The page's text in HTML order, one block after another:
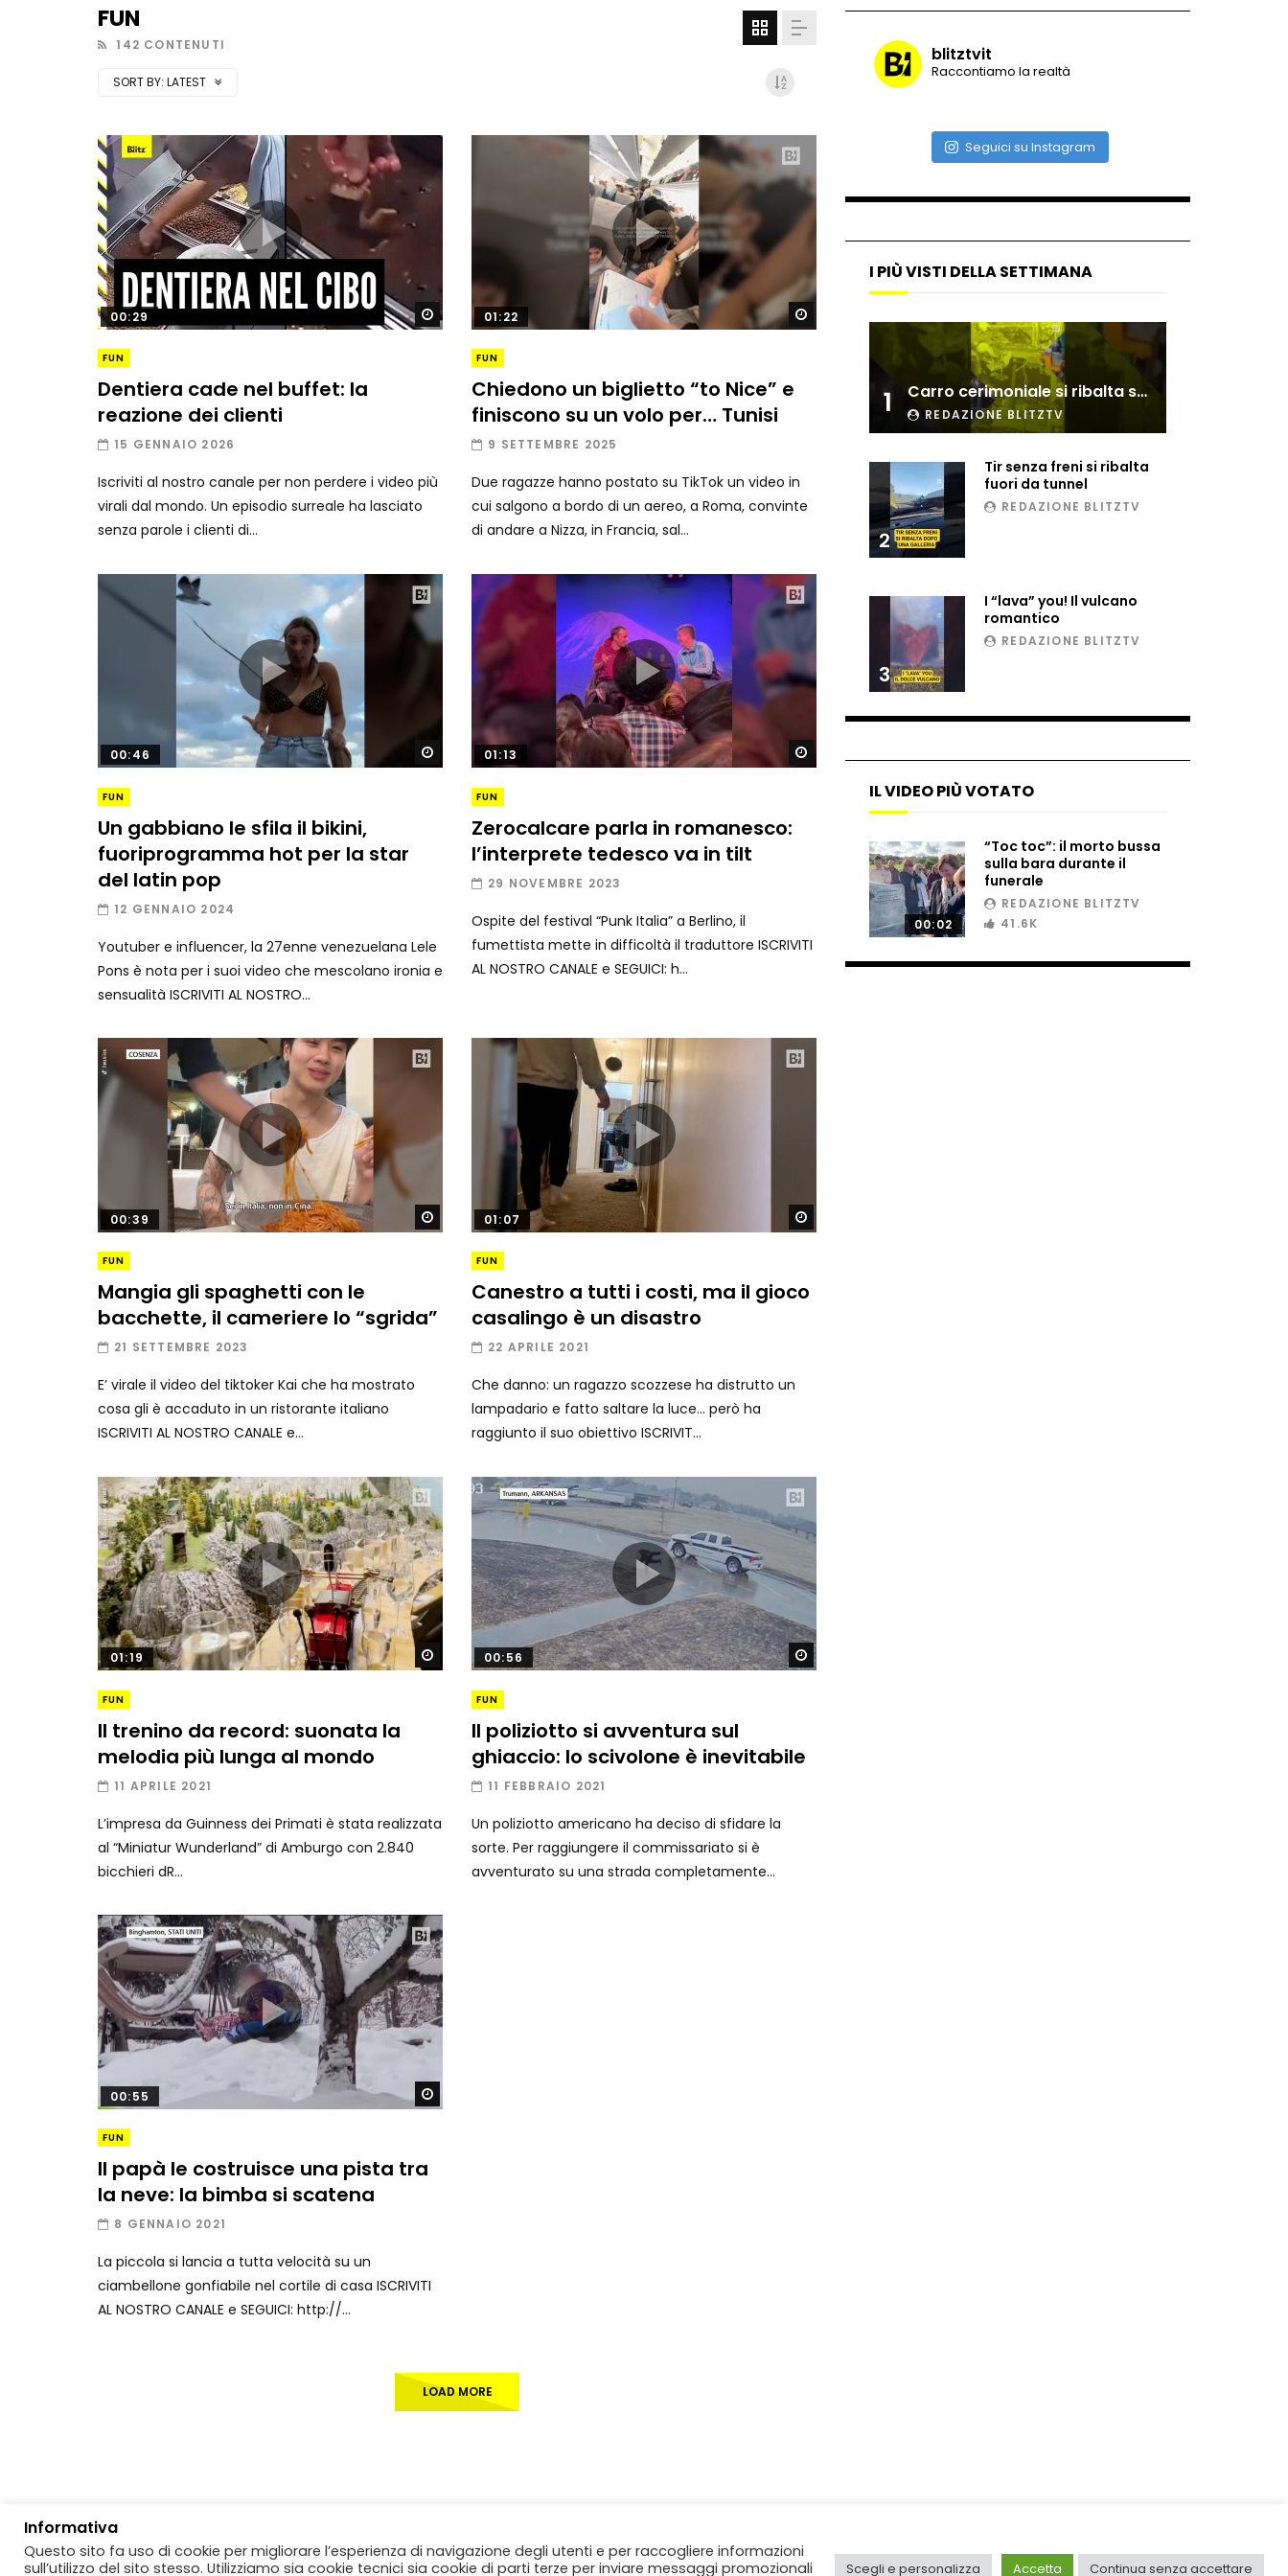
FUN
142 CONTENUTI
SORT BY: LATEST
Guarda dopo
00:29
FUN
Dentiera cade nel buffet: la
reazione dei clienti
15 GENNAIO 2026
Iscriviti al nostro canale per non perdere i video più
virali dal mondo. Un episodio surreale ha lasciato
senza parole i clienti di...
01:22
FUN
Chiedono un biglietto “to Nice” e
finiscono su un volo per… Tunisi
9 SETTEMBRE 2025
Due ragazze hanno postato su TikTok un video in
cui salgono a bordo di un aereo, a Roma, convinte
di andare a Nizza, in Francia, sal...
Guarda dopo
00:46
FUN
Un gabbiano le sfila il bikini,
fuoriprogramma hot per la star
del latin pop
12 GENNAIO 2024
Youtuber e influencer, la 27enne venezuelana Lele
Pons è nota per i suoi video che mescolano ironia e
sensualità ISCRIVITI AL NOSTRO...
01:13
FUN
Zerocalcare parla in romanesco:
l’interprete tedesco va in tilt
29 NOVEMBRE 2023
Ospite del festival “Punk Italia” a Berlino, il
fumettista mette in difficoltà il traduttore ISCRIVITI
AL NOSTRO CANALE e SEGUICI: h...
Guarda dopo
00:39
FUN
Mangia gli spaghetti con le
bacchette, il cameriere lo “sgrida”
21 SETTEMBRE 2023
E’ virale il video del tiktoker Kai che ha mostrato
cosa gli è accaduto in un ristorante italiano
ISCRIVITI AL NOSTRO CANALE e...
01:07
FUN
Canestro a tutti i costi, ma il gioco
casalingo è un disastro
22 APRILE 2021
Che danno: un ragazzo scozzese ha distrutto un
lampadario e fatto saltare la luce… però ha
raggiunto il suo obiettivo ISCRIVIT...
Guarda dopo
01:19
FUN
Il trenino da record: suonata la
melodia più lunga al mondo
11 APRILE 2021
L’impresa da Guinness dei Primati è stata realizzata
al “Miniatur Wunderland” di Amburgo con 2.840
bicchieri dR...
Guarda dopo
00:56
FUN
Il poliziotto si avventura sul
ghiaccio: lo scivolone è inevitabile
11 FEBBRAIO 2021
Un poliziotto americano ha deciso di sfidare la
sorte. Per raggiungere il commissariato si è
avventurato su una strada completamente...
00:55
FUN
Il papà le costruisce una pista tra
la neve: la bimba si scatena
8 GENNAIO 2021
La piccola si lancia a tutta velocità su un
ciambellone gonfiabile nel cortile di casa ISCRIVITI
AL NOSTRO CANALE e SEGUICI: http://...
LOAD MORE
blitztvit
Raccontiamo la realtà
Seguici su Instagram
I PIÙ VISTI DELLA SETTIMANA
1 Carro cerimoniale si ribalta sulla folla
REDAZIONE BLITZTV
2
Tir senza freni si ribalta
fuori da tunnel
REDAZIONE BLITZTV
3
I “lava” you! Il vulcano
romantico
REDAZIONE BLITZTV
IL VIDEO PIÙ VOTATO
00:02
“Toc toc”: il morto bussa
sulla bara durante il
funerale
REDAZIONE BLITZTV
41.6K
Copyright BlitzTV© 2019-2025SIGNOVia Rabolini, 13 Milano - P.IVA IT11812250154. Tutti i diritti sono riservati.
Informativa
Questo sito fa uso di cookie per migliorare l’esperienza di navigazione degli utenti e per raccogliere informazioni
sull’utilizzo del sito stesso. Utilizziamo sia cookie tecnici sia cookie di parti terze per inviare messaggi promozionali
Scegli e personalizza Accetta Continua senza accettare